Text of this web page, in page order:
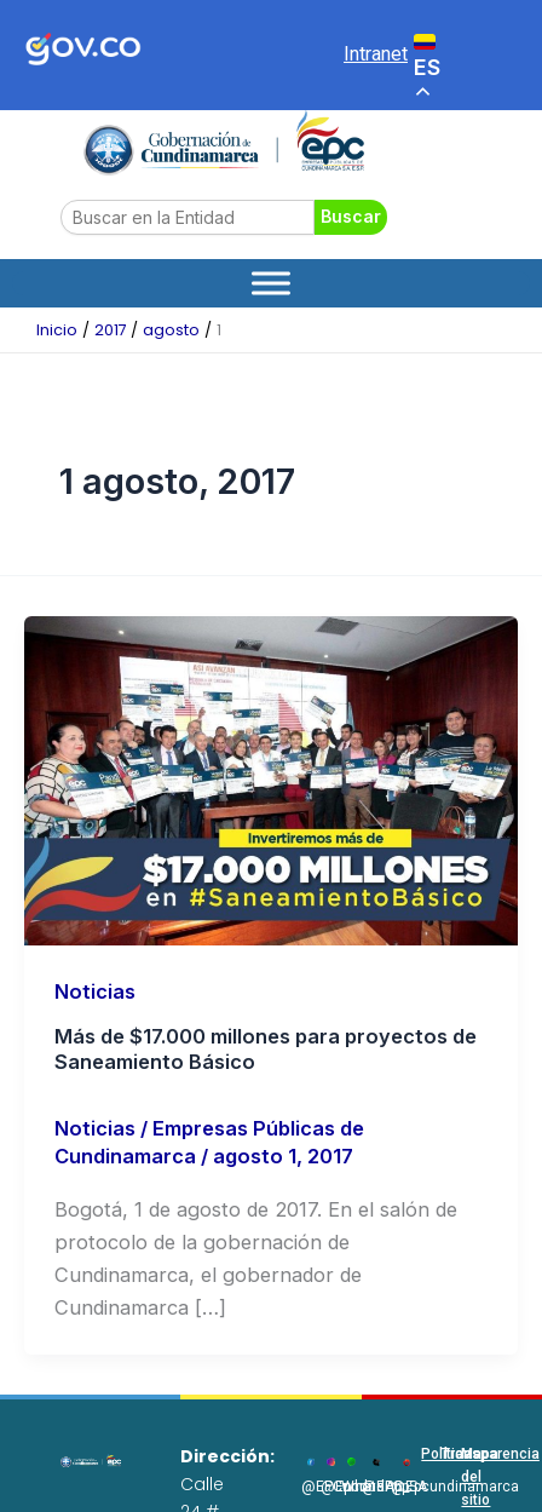
Intranet
ES
Search Buscar
Inicio 2017 agosto 1
1 agosto, 2017
Noticias
Más de $17.000 millones para proyectos de
Saneamiento Básico
Noticias / Empresas Públicas de
Cundinamarca / agosto 1, 2017
Bogotá, 1 de agosto de 2017. En el salón de
protocolo de la gobernación de
Cundinamarca, el gobernador de
Cundinamarca […]
Dirección:
Calle
@EPCundi
@Epcundi
WhatsApp
@EPC_SA
@Epcundinamarca
Políticas
Transparencia
Mapa
del
sitio